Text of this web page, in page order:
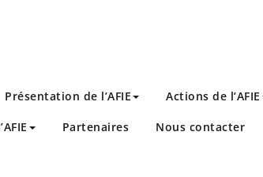
Présentation de l’AFIE Actions de l’AFIE
Partenaires Nous contacter